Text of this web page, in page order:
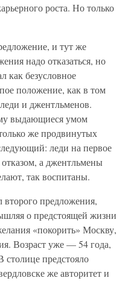
роста. Но только
и тут же
надо отказаться, но
как безусловное
положение, как в том
и джентльменов.
выдающиеся умом
же продвинутых
леди на первое
а джентльмены
так воспитаны.
предложения,
о предстоящей жизни
«покорить» Москву,
Возраст уже — 54 года,
столице предстояло
же авторитет и